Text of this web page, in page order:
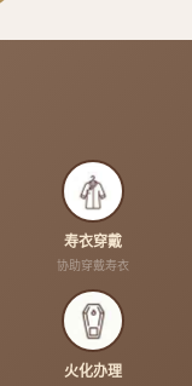
寿衣穿戴
协助穿戴寿衣
火化办理